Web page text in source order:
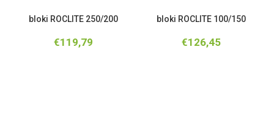
bloki ROCLITE 250/200
€119,79
bloki ROCLITE 100/150
€126,45